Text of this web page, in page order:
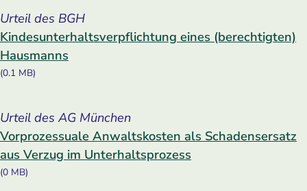
Urteil des BGH
Kindesunterhaltsverpflichtung eines (berechtigten)
Hausmanns
(0.1 MB)
Urteil des AG München
Vorprozessuale Anwaltskosten als Schadensersatz
aus Verzug im Unterhaltsprozess
(0 MB)